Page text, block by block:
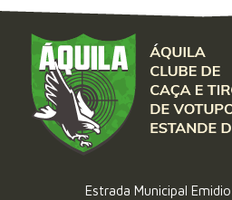
Estrada Municipal